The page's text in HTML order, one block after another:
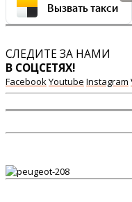
Вызвать такси
СЛЕДИТЕ ЗА НАМИ
В СОЦСЕТЯХ!
FacebookYoutube Instagram